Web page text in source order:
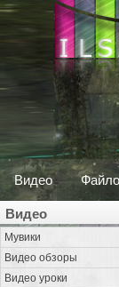
Видео
Видео
Мувики
Видео обзоры
Видео уроки